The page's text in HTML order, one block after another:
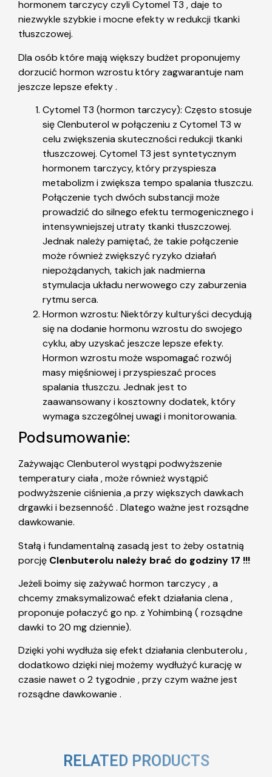
hormonem tarczycy czyli Cytomel T3 , daje to
niezwykle szybkie i mocne efekty w redukcji tkanki
tłuszczowej.
Dla osób które mają większy budżet proponujemy
dorzucić hormon wzrostu który zagwarantuje nam
jeszcze lepsze efekty .
Cytomel T3 (hormon tarczycy): Często stosuje
się Clenbuterol w połączeniu z Cytomel T3 w
celu zwiększenia skuteczności redukcji tkanki
tłuszczowej. Cytomel T3 jest syntetycznym
hormonem tarczycy, który przyspiesza
metabolizm i zwiększa tempo spalania tłuszczu.
Połączenie tych dwóch substancji może
prowadzić do silnego efektu termogenicznego i
intensywniejszej utraty tkanki tłuszczowej.
Jednak należy pamiętać, że takie połączenie
może również zwiększyć ryzyko działań
niepożądanych, takich jak nadmierna
stymulacja układu nerwowego czy zaburzenia
rytmu serca.
Hormon wzrostu: Niektórzy kulturyści decydują
się na dodanie hormonu wzrostu do swojego
cyklu, aby uzyskać jeszcze lepsze efekty.
Hormon wzrostu może wspomagać rozwój
masy mięśniowej i przyspieszać proces
spalania tłuszczu. Jednak jest to
zaawansowany i kosztowny dodatek, który
wymaga szczególnej uwagi i monitorowania.
Podsumowanie:
Zażywając Clenbuterol wystąpi podwyższenie
temperatury ciała , może również wystąpić
podwyższenie ciśnienia ,a przy większych dawkach
drgawki i bezsenność . Dlatego ważne jest rozsądne
dawkowanie.
Stałą i fundamentalną zasadą jest to żeby ostatnią
porcję Clenbuterolu należy brać do godziny 17 !!!
Jeżeli boimy się zażywać hormon tarczycy , a
chcemy zmaksymalizować efekt działania clena ,
proponuje połaczyć go np. z Yohimbiną ( rozsądne
dawki to 20 mg dziennie).
Dzięki yohi wydłuża się efekt działania clenbuterolu ,
dodatkowo dzięki niej możemy wydłużyć kurację w
czasie nawet o 2 tygodnie , przy czym ważne jest
rozsądne dawkowanie .
RELATED PRODUCTS